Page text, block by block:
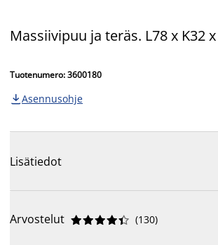
Massiivipuu ja teräs. L78 x K32
Tuotenumero: 3600180
 Asennusohje
Lisätiedot
Arvostelut 




 (130)